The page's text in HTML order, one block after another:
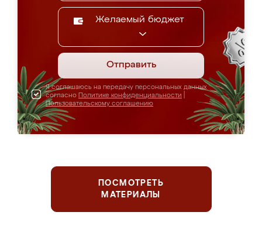
Желаемый бюджет
Отправить
Я соглашаюсь на передачу персональных данных
согласно Политике конфиденциальности
Пользовательскому соглашению
ПОСМОТРЕТЬ
МАТЕРИАЛЫ